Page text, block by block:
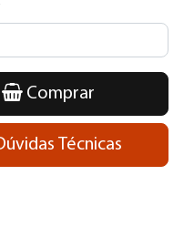
Comprar
Técnicas